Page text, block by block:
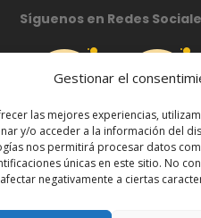
Gestionar el
las mejores experiencias,
y/o acceder a la información del
nos permitirá procesar datos
únicas en este sitio. No
negativamente a ciertas
Síguenos en Redes